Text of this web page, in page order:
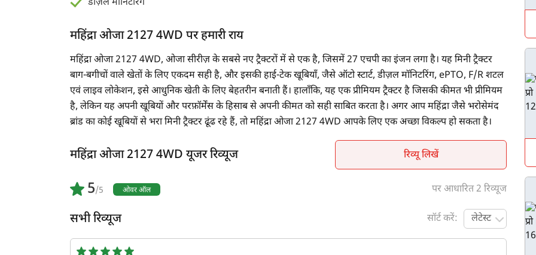
महिंद्रा ओजा 2127 4WD, ओजा सीरीज़ के सबसे नए ट्रैक्टरों में से एक है, जिसमें 27 एचपी का इंजन लगा है। यह मिनी ट्रैक्टर
बाग-बगीचों वाले खेतों के लिए एकदम सही है, और इसकी हाई-टेक खूबियाँ, जैसे ऑटो स्टार्ट, डीज़ल मॉनिटरिंग, ePTO, F/R शटल
एवं लाइव लोकेशन, इसे आधुनिक खेती के लिए बेहतरीन बनाती हैं। हालाँकि, यह एक प्रीमियम ट्रैक्टर है जिसकी कीमत भी प्रीमियम
है, लेकिन यह अपनी खूबियों और परफ़ॉर्मेंस के हिसाब से अपनी कीमत को सही साबित करता है। अगर आप महिंद्रा जैसे भरोसेमंद
रिव्यू लिखें
लेटेस्ट